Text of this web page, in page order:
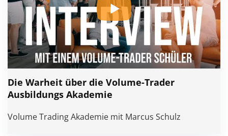
Die Warheit über die Volume-Trader
Ausbildungs Akademie
Volume Trading Akademie mit Marcus Schulz